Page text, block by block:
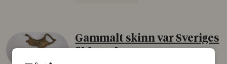
Gammalt skinn var Sveriges